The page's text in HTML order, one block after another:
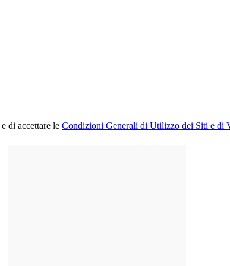
e di accettare le Condizioni Generali di Utilizzo dei Siti e di